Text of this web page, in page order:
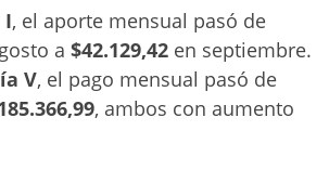
I, el aporte mensual pasó de
a $42.129,42 en septiembre.
V, el pago mensual pasó de
, ambos con aumento